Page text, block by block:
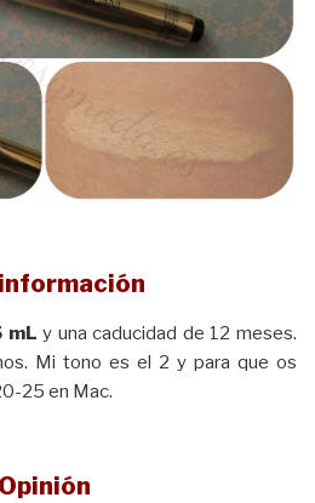
mL y una caducidad de 12 meses.
Mi tono es el 2 y para que os
25 en Mac.
Opinión